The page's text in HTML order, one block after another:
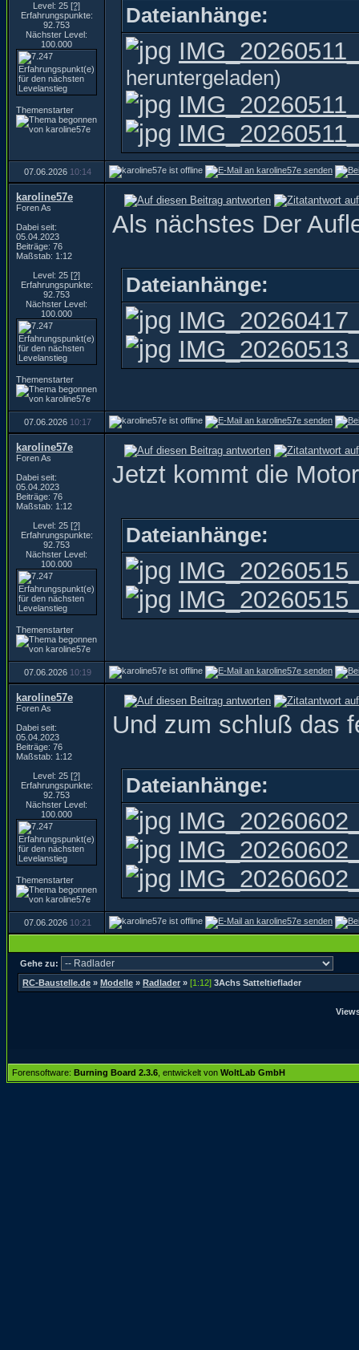
Level: 25 [?]
Erfahrungspunkte:
92.753
Nächster Level:
100.000
Themenstarter
Dateianhänge:
heruntergeladen)
07.06.2026 10:14
karoline57e
Foren As
Dabei seit:
05.04.2023
Beiträge: 76
Maßstab: 1:12
Level: 25 [?]
Erfahrungspunkte:
92.753
Nächster Level:
100.000
Themenstarter
Als nächstes Der
Dateianhänge:
07.06.2026 10:17
karoline57e
Foren As
Dabei seit:
05.04.2023
Beiträge: 76
Maßstab: 1:12
Level: 25 [?]
Erfahrungspunkte:
92.753
Nächster Level:
100.000
Themenstarter
Jetzt kommt die
Dateianhänge:
07.06.2026 10:19
karoline57e
Foren As
Dabei seit:
05.04.2023
Beiträge: 76
Maßstab: 1:12
Level: 25 [?]
Erfahrungspunkte:
92.753
Nächster Level:
100.000
Themenstarter
Und zum schluß das
Dateianhänge:
07.06.2026 10:21
Gehe zu:
RC-Baustelle.de » Modelle » Radlader » [1:12] 3Achs Satteltieflader
Forensoftware: Burning Board 2.3.6 , entwickelt von WoltLab GmbH